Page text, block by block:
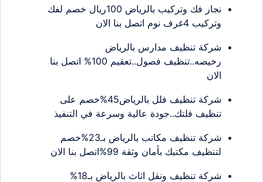
نجار فك وتركيب بالرياض 100ريال خصم لفك
وتركيب 4غرف نوم اتصل بنا الان
شركة تنظيف مدارس بالرياض
رخيصه..تنظيف فصول..تعقيم 100% اتصل بنا
الان
شركة تنظيف فلل بالرياض45%خصم على
تنظيف فلتك..جودة عالية وسرعة في التنفيذ
شركة تنظيف مكاتب بالرياض بـ23%خصم
لتنظيف مكتبك بأمان وثقة 99%اتصل بنا الان
شركة تنظيف ونقل اثاث بالرياض بـ18%